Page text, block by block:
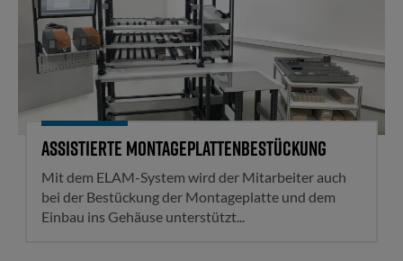
Assistierte Montageplattenbestückung
Mit dem ELAM-System wird der Mitarbeiter auch
bei der Bestückung der Montageplatte und dem
Einbau ins Gehäuse unterstützt...